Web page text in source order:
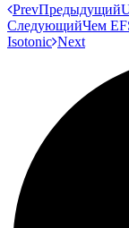
PrevПредыдущий
СледующийЧем
Isotonic Next